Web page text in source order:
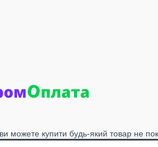
можете купити будь-який товар не